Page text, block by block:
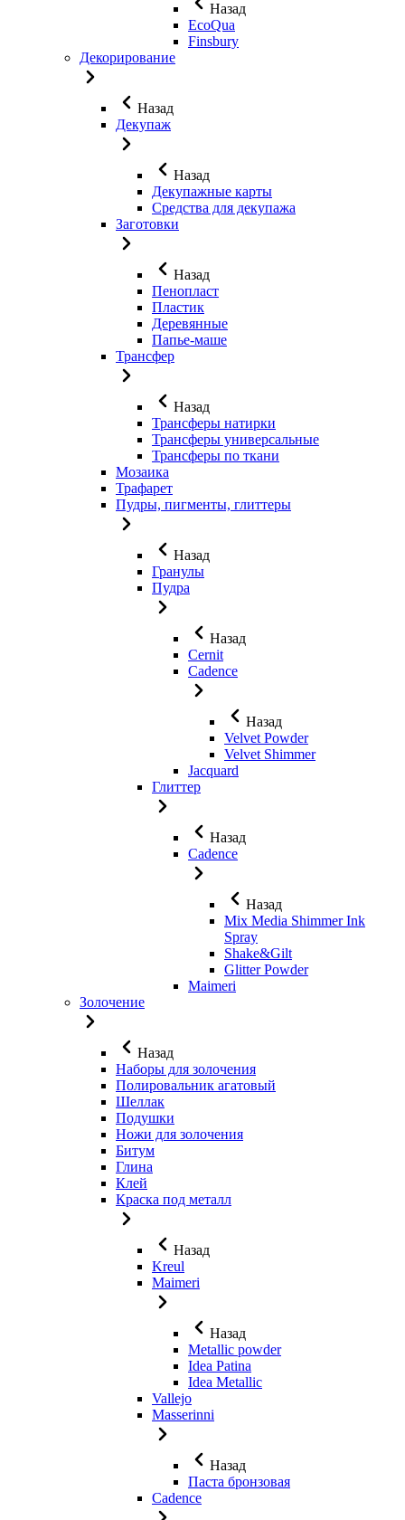
Назад
EcoQua
Finsbury
Декорирование
Назад
Декупаж
Назад
Декупажные карты
Средства для декупажа
Заготовки
Назад
Пенопласт
Пластик
Деревянные
Папье-маше
Трансфер
Назад
Трансферы натирки
Трансферы универсальные
Трансферы по ткани
Мозаика
Трафарет
Пудры, пигменты, глиттеры
Назад
Гранулы
Пудра
Назад
Cernit
Cadence
Назад
Velvet Powder
Velvet Shimmer
Jaсquard
Глиттер
Назад
Cadence
Назад
Mix Media Shimmer Ink
Spray
Shake&Gilt
Glitter Powder
Maimeri
Золочение
Назад
Наборы для золочения
Полировальник агатовый
Шеллак
Подушки
Ножи для золочения
Битум
Глина
Клей
Краска под металл
Назад
Kreul
Maimeri
Назад
Metallic powder
Idea Patina
Idea Metallic
Vallejo
Masserinni
Назад
Паста бронзовая
Cadence